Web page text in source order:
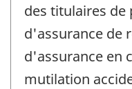
des titulaires de
d'assurance de
d'assurance en
mutilation